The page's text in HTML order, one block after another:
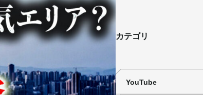
カテゴリ
YouTube